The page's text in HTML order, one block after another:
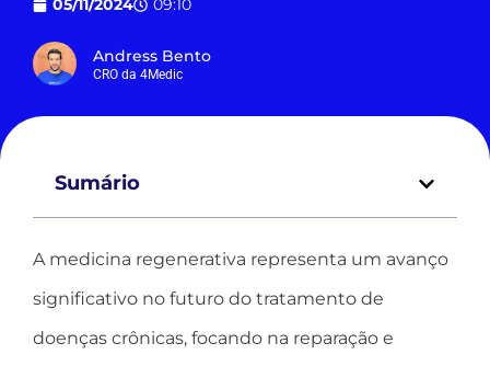
05/11/2024 09:10
Andress Bento
CRO da 4Medic
Sumário
A medicina regenerativa representa um avanço
significativo no futuro do tratamento de
doenças crônicas, focando na reparação e